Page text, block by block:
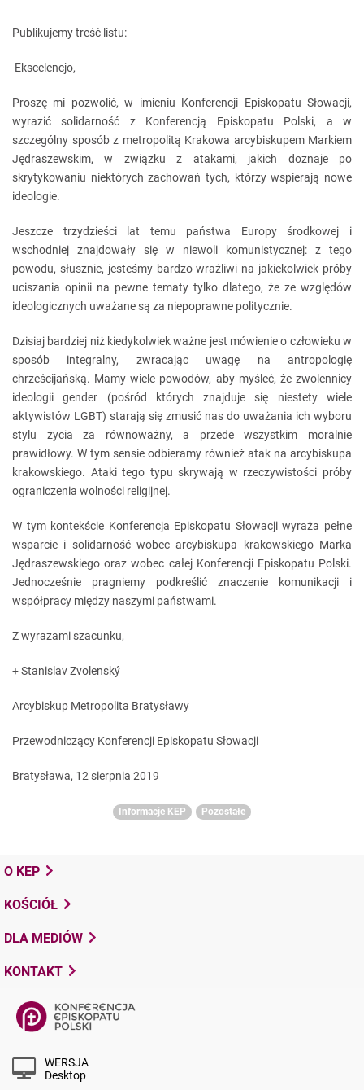
Publikujemy treść listu:
Ekscelencjo,
Proszę mi pozwolić, w imieniu Konferencji Episkopatu Słowacji,
wyrazić solidarność z Konferencją Episkopatu Polski, a w
szczególny sposób z metropolitą Krakowa arcybiskupem Markiem
Jędraszewskim, w związku z atakami, jakich doznaje po
skrytykowaniu niektórych zachowań tych, którzy wspierają nowe
ideologie.
Jeszcze trzydzieści lat temu państwa Europy środkowej i
wschodniej znajdowały się w niewoli komunistycznej: z tego
powodu, słusznie, jesteśmy bardzo wrażliwi na jakiekolwiek próby
uciszania opinii na pewne tematy tylko dlatego, że ze względów
ideologicznych uważane są za niepoprawne politycznie.
Dzisiaj bardziej niż kiedykolwiek ważne jest mówienie o człowieku w
sposób integralny, zwracając uwagę na antropologię
chrześcijańską. Mamy wiele powodów, aby myśleć, że zwolennicy
ideologii gender (pośród których znajduje się niestety wiele
aktywistów LGBT) starają się zmusić nas do uważania ich wyboru
stylu życia za równoważny, a przede wszystkim moralnie
prawidłowy. W tym sensie odbieramy również atak na arcybiskupa
krakowskiego. Ataki tego typu skrywają w rzeczywistości próby
ograniczenia wolności religijnej.
W tym kontekście Konferencja Episkopatu Słowacji wyraża pełne
wsparcie i solidarność wobec arcybiskupa krakowskiego Marka
Jędraszewskiego oraz wobec całej Konferencji Episkopatu Polski.
Jednocześnie pragniemy podkreślić znaczenie komunikacji i
współpracy między naszymi państwami.
Z wyrazami szacunku,
+ Stanislav Zvolenský
Arcybiskup Metropolita Bratysławy
Przewodniczący Konferencji Episkopatu Słowacji
Bratysława, 12 sierpnia 2019
Informacje KEP Pozostałe
O KEP
KOŚCIÓŁ
DLA MEDIÓW
KONTAKT
WERSJA
Desktop